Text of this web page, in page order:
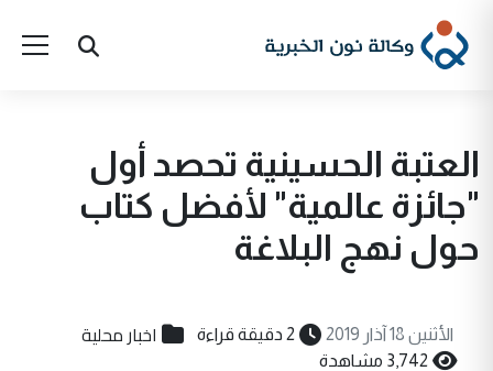
العتبة الحسينية تحصد أول
"جائزة عالمية" لأفضل كتاب
حول نهج البلاغة
الأثنين 18 آذار 2019 2 دقيقة قراءة اخبار محلية
3,742 مشاهدة